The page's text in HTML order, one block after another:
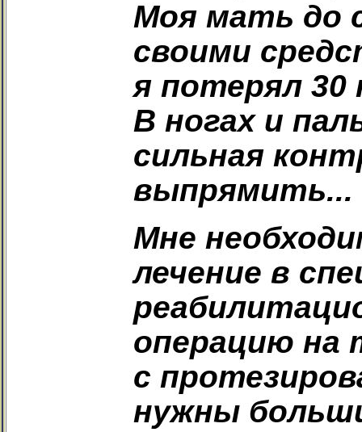
Моя мать до
своими
я потерял 30
В ногах и
сильная
выпрямить...
Мне
лечение в
операцию на
с
нужны